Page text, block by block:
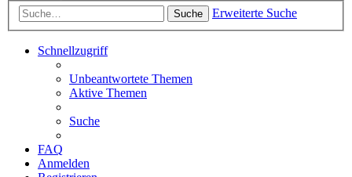
Suche Erweiterte Suche
Schnellzugriff
Unbeantwortete Themen
Aktive Themen
Suche
FAQ
Anmelden